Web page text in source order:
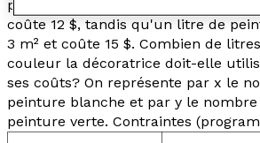
peinture, un litre de peinture
coûte 12 $, tandis qu'un litre de
3 m² et coûte 15 $. Combien de
couleur la décoratrice doit-elle
ses coûts? On représente par x le
peinture blanche et par y le
peinture verte. Contraintes (